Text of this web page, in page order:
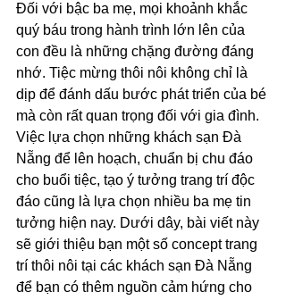
Đối với bậc ba mẹ, mọi khoảnh khắc
quý báu trong hành trình lớn lên của
con đều là những chặng đường đáng
nhớ. Tiệc mừng thôi nôi không chỉ là
dịp để đánh dấu bước phát triển của bé
mà còn rất quan trọng đối với gia đình.
Việc lựa chọn những khách sạn Đà
Nẵng để lên hoạch, chuẩn bị chu đáo
cho buổi tiệc, tạo ý tưởng trang trí độc
đáo cũng là lựa chọn nhiều ba mẹ tin
tưởng hiện nay. Dưới dây, bài viết này
sẽ giới thiệu bạn một số concept trang
trí thôi nôi tại các khách sạn Đà Nẵng
để bạn có thêm nguồn cảm hứng cho